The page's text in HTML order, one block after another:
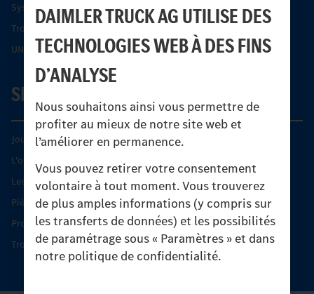
DAIMLER TRUCK AG UTILISE DES
TECHNOLOGIES WEB À DES FINS
D’ANALYSE
Nous souhaitons ainsi vous permettre de
profiter au mieux de notre site web et
l’améliorer en permanence.
Vous pouvez retirer votre consentement
volontaire à tout moment. Vous trouverez
de plus amples informations (y compris sur
les transferts de données) et les possibilités
de paramétrage sous « Paramètres » et dans
notre politique de confidentialité.
Systèmes de sécurité Econic
Trouver un partenaire
UNI-TOUCH®
SERVICE
Journées diagnostic Technique S.A.V Unimog
L'offre de services Unimog
Les produits phares
Pièces d’origine
Protection et maintien de la valeur
Trouver un partenaire